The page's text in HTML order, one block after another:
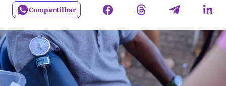
Compartilhar